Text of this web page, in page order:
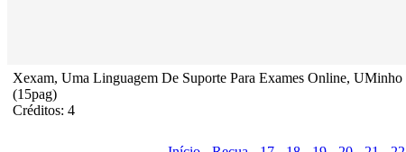
Xexam, Uma Linguagem De Suporte Para Exames Online, UMinho
(15pag)
Créditos: 4